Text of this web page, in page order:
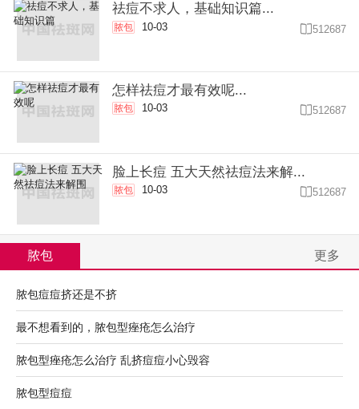
祛痘不求人，基础知识篇...
脓包 10-03 512687
怎样祛痘才最有效呢...
脓包 10-03 512687
脸上长痘 五大天然祛痘法来解...
脓包 10-03 512687
脓包 更多
脓包痘痘挤还是不挤
最不想看到的，脓包型痤疮怎么治疗
脓包型痤疮怎么治疗 乱挤痘痘小心毁容
脓包型痘痘